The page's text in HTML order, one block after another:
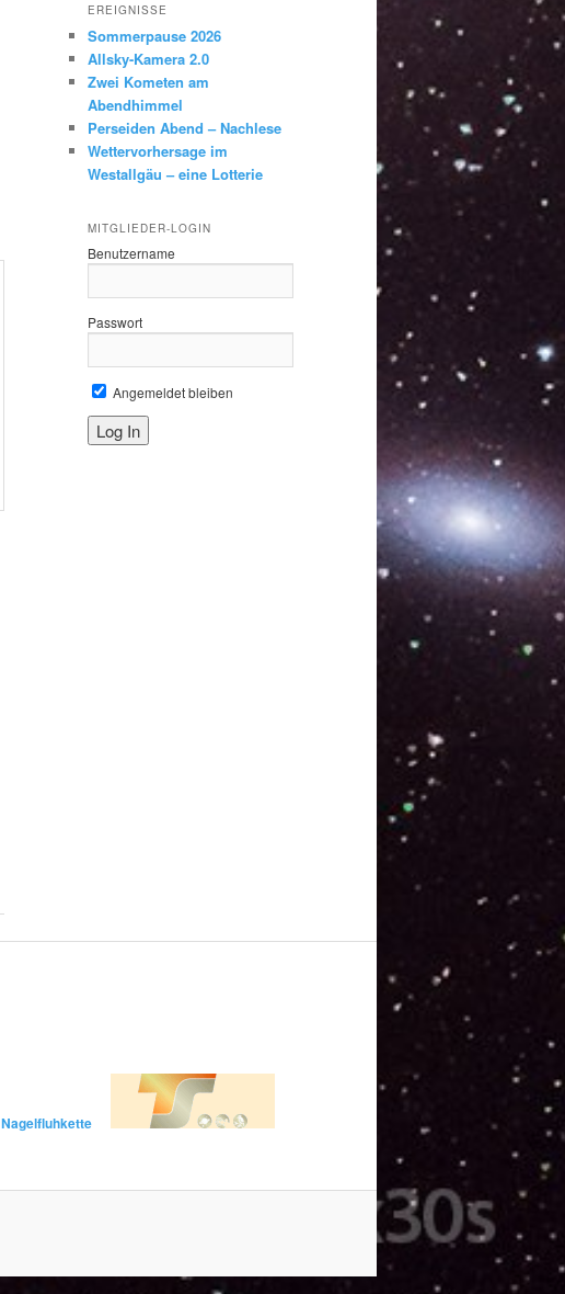
EREIGNISSE
Sommerpause 2026
Allsky-Kamera 2.0
Zwei Kometen am
Abendhimmel
Perseiden Abend – Nachlese
Wettervorhersage im
Westallgäu – eine Lotterie
MITGLIEDER-LOGIN
Benutzername
Passwort
Angemeldet bleiben